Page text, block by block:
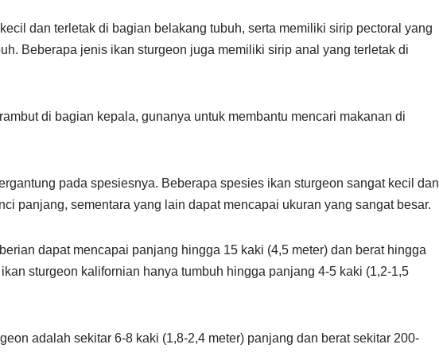
dan terletak di bagian belakang tubuh, serta memiliki sirip pectoral yang
Beberapa jenis ikan sturgeon juga memiliki sirip anal yang terletak di
di bagian kepala, gunanya untuk membantu mencari makanan di
pada spesiesnya. Beberapa spesies ikan sturgeon sangat kecil dan
panjang, sementara yang lain dapat mencapai ukuran yang sangat besar.
dapat mencapai panjang hingga 15 kaki (4,5 meter) dan berat hingga
sturgeon kalifornian hanya tumbuh hingga panjang 4-5 kaki (1,2-1,5
adalah sekitar 6-8 kaki (1,8-2,4 meter) panjang dan berat sekitar 200-